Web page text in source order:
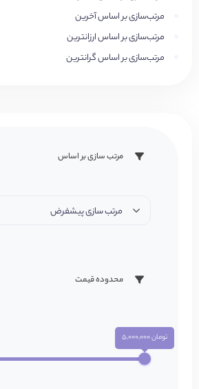
مرتب‌سازی بر اساس آخرین
مرتب‌سازی بر اساس ارزانترین
مرتب‌سازی بر اساس گرانترین
مرتب سازی بر اساس
مرتب سازی پیشفرض
محدوده قیمت
تومان 5,000,000